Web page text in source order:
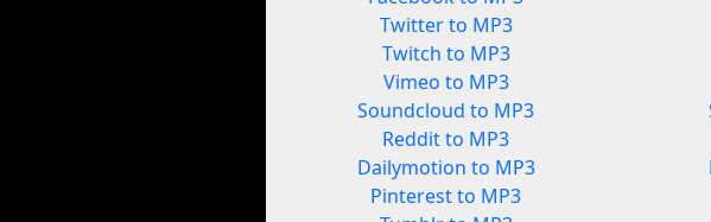
Twitter to MP3
Twitch to MP3
Vimeo to MP3
Soundcloud to MP3
Reddit to MP3
Dailymotion to MP3
Pinterest to MP3